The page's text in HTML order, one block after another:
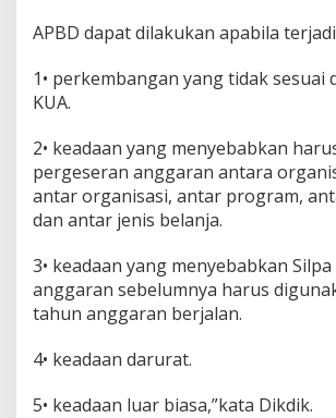
APBD dapat dilakukan apabila
1• perkembangan yang tidak sesuai
KUA.
2• keadaan yang menyebabkan
pergeseran anggaran antara
antar organisasi, antar program,
dan antar jenis belanja.
3• keadaan yang menyebabkan
anggaran sebelumnya harus
tahun anggaran berjalan.
4• keadaan darurat.
5• keadaan luar biasa,”kata Dikdik.